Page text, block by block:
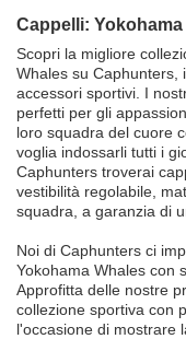
Cappelli: Yokohama
Scopri la migliore
Whales su Caphunters,
accessori sportivi. I
perfetti per gli
loro squadra del cuore
voglia indossarli tutti i
Caphunters troverai
vestibilità regolabile,
squadra, a garanzia di
Noi di Caphunters ci
Yokohama Whales con
Approfitta delle nostre
collezione sportiva con
l'occasione di mostrare